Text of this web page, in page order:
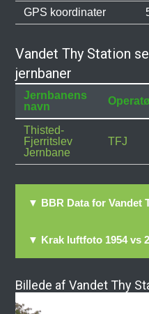
GPS koordinater
Vandet Thy Station
jernbaner
Jernbanens
navn
Thisted-
Fjerritslev
Jernbane
TFJ
▼ BBR Data for Vandet
▼ Krak luftfoto 1954 vs
Billede af Vandet Thy